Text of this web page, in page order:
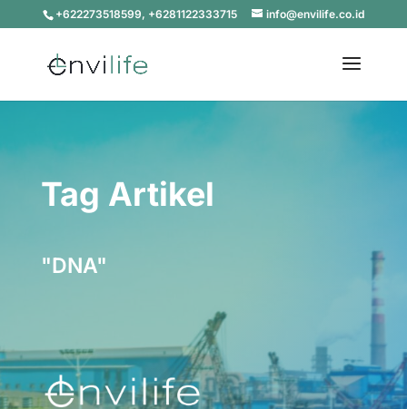
+622273518599, +6281122333715 info@envilife.co.id
Tag Artikel
"DNA"